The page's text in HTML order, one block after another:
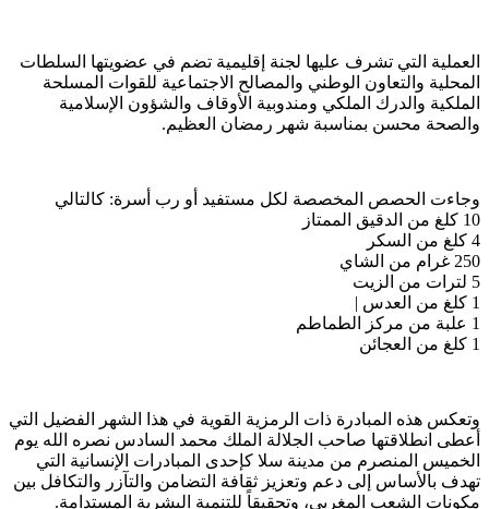
العملية التي تشرف عليها لجنة إقليمية تضم في عضويتها السلطات
المحلية والتعاون الوطني والمصالح الاجتماعية للقوات المسلحة
الملكية والدرك الملكي ومندوبية الأوقاف والشؤون الإسلامية
والصحة محسن بمناسبة شهر رمضان العظيم.
وجاءت الحصص المخصصة لكل مستفيد أو رب أسرة: كالتالي
10 كلغ من الدقيق الممتاز
4 كلغ من السكر
250 غرام من الشاي
5 لترات من الزيت
1 كلغ من العدس |
1 علبة من مركز الطماطم
1 كلغ من العجائن
وتعكس هذه المبادرة ذات الرمزية القوية في هذا الشهر الفضيل التي
أعطى انطلاقتها صاحب الجلالة الملك محمد السادس نصره الله يوم
الخميس المنصرم من مدينة سلا كإحدى المبادرات الإنسانية التي
تهدف بالأساس إلى دعم وتعزيز ثقافة التضامن والتآزر والتكافل بين
مكونات الشعب المغربي، وتحقيقاً للتنمية البشرية المستدامة.